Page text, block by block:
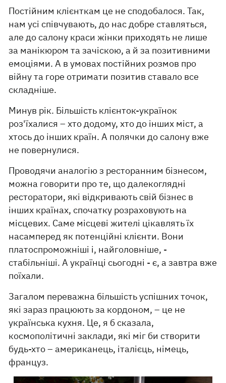
Постійним клієнткам це не сподобалося. Так,
нам усі співчувають, до нас добре ставляться,
але до салону краси жінки приходять не лише
за манікюром та зачіскою, а й за позитивними
емоціями. А в умовах постійних розмов про
війну та горе отримати позитив ставало все
складніше.
Минув рік. Більшість клієнток-українок
роз'їхалися – хто додому, хто до інших міст, а
хтось до інших країн. А полячки до салону вже
не повернулися.
Проводячи аналогію з ресторанним бізнесом,
можна говорити про те, що далекоглядні
ресторатори, які відкривають свій бізнес в
інших країнах, спочатку розраховують на
місцевих. Саме місцеві жителі цікавлять їх
насамперед як потенційні клієнти. Вони
платоспроможніші і, найголовніше, -
стабільніші. А українці сьогодні - є, а завтра вже
поїхали.
Загалом переважна більшість успішних точок,
які зараз працюють за кордоном, – це не
українська кухня. Це, я б сказала,
космополітичні заклади, які міг би створити
будь-хто – американець, італієць, німець,
француз.